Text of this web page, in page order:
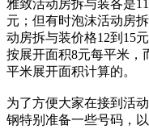
雅致活动房拆与装各是
元；但有时泡沫活动房
动房拆与装价格12到15
按展开面积8元每平米，
平米展开面积计算的。
为了方便大家在接到活
钢特别准备一些号码，